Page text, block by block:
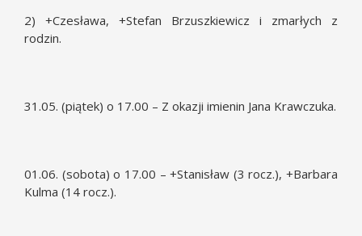
2) +Czesława, +Stefan Brzuszkiewicz i zmarłych z
rodzin.
31.05. (piątek) o 17.00 – Z okazji imienin Jana Krawczuka.
01.06. (sobota) o 17.00 – +Stanisław (3 rocz.), +Barbara
Kulma (14 rocz.).